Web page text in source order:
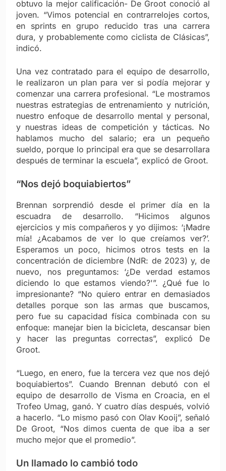
obtuvo la mejor calificación- De Groot conoció al
joven. “Vimos potencial en contrarrelojes cortos,
en sprints en grupo reducido tras una carrera
dura, y probablemente como ciclista de Clásicas”,
indicó.
Una vez contratado para el equipo de desarrollo,
le realizaron un plan para ver si podía mejorar y
comenzar una carrera profesional. “Le mostramos
nuestras estrategias de entrenamiento y nutrición,
nuestro enfoque de desarrollo mental y personal,
y nuestras ideas de competición y tácticas. No
hablamos mucho del salario; era un pequeño
sueldo, porque lo principal era que se desarrollara
después de terminar la escuela”, explicó de Groot.
“Nos dejó boquiabiertos”
Brennan sorprendió desde el primer día en la
escuadra de desarrollo. “Hicimos algunos
ejercicios y mis compañeros y yo dijimos: ‘¡Madre
mía! ¿Acabamos de ver lo que creíamos ver?’.
Esperamos un poco, hicimos otros tests en la
concentración de diciembre (NdR: de 2023) y, de
nuevo, nos preguntamos: ‘¿De verdad estamos
diciendo lo que estamos viendo?'”. ¿Qué fue lo
impresionante? “No quiero entrar en demasiados
detalles porque son las armas que buscamos,
pero fue su capacidad física combinada con su
enfoque: manejar bien la bicicleta, descansar bien
y hacer las preguntas correctas”, explicó De
Groot.
“Luego, en enero, fue la tercera vez que nos dejó
boquiabiertos”. Cuando Brennan debutó con el
equipo de desarrollo de Visma en Croacia, en el
Trofeo Umag, ganó. Y cuatro días después, volvió
a hacerlo. “Lo mismo pasó con Olav Kooij”, señaló
De Groot, “Nos dimos cuenta de que iba a ser
mucho mejor que el promedio”.
Un llamado lo cambió todo